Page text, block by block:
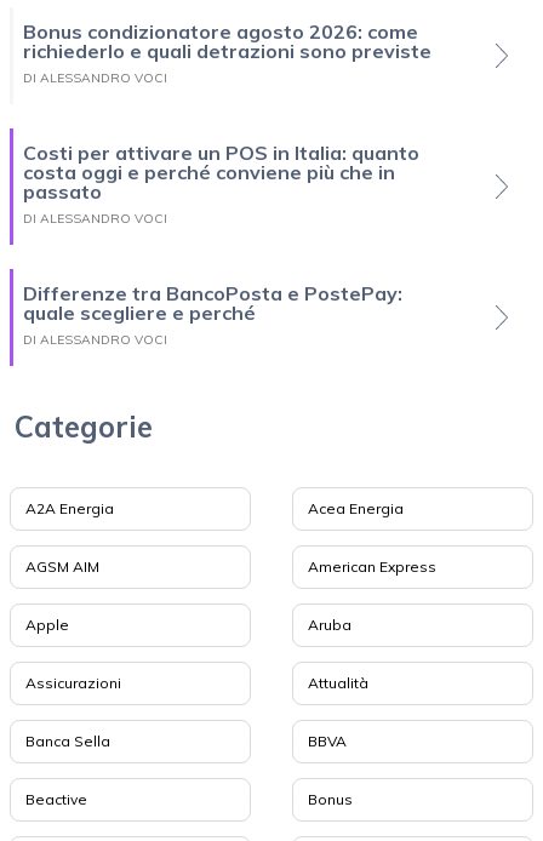
Bonus condizionatore agosto 2026: come
richiederlo e quali detrazioni sono previste
DI ALESSANDRO VOCI
Costi per attivare un POS in Italia: quanto
costa oggi e perché conviene più che in
passato
DI ALESSANDRO VOCI
Differenze tra BancoPosta e PostePay:
quale scegliere e perché
DI ALESSANDRO VOCI
Categorie
A2A Energia Acea Energia
AGSM AIM American Express
Apple Aruba
Assicurazioni Attualità
Banca Sella BBVA
Beactive Bonus